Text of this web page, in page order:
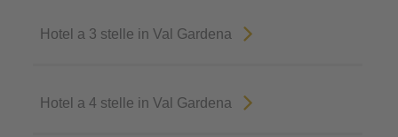
Hotel a 3 stelle in Val Gardena
Hotel a 4 stelle in Val Gardena